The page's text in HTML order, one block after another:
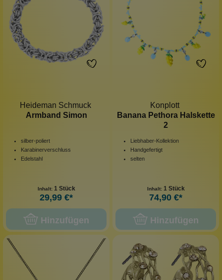
Heideman Schmuck
Armband Simon
silber-poliert
Karabinerverschluss
Edelstahl
Inhalt: 1 Stück
29,99 €*
Hinzufügen
Konplott
Banana Pethora Halskette
2
Liebhaber-Kollektion
Handgefertigt
selten
Inhalt: 1 Stück
74,90 €*
Hinzufügen